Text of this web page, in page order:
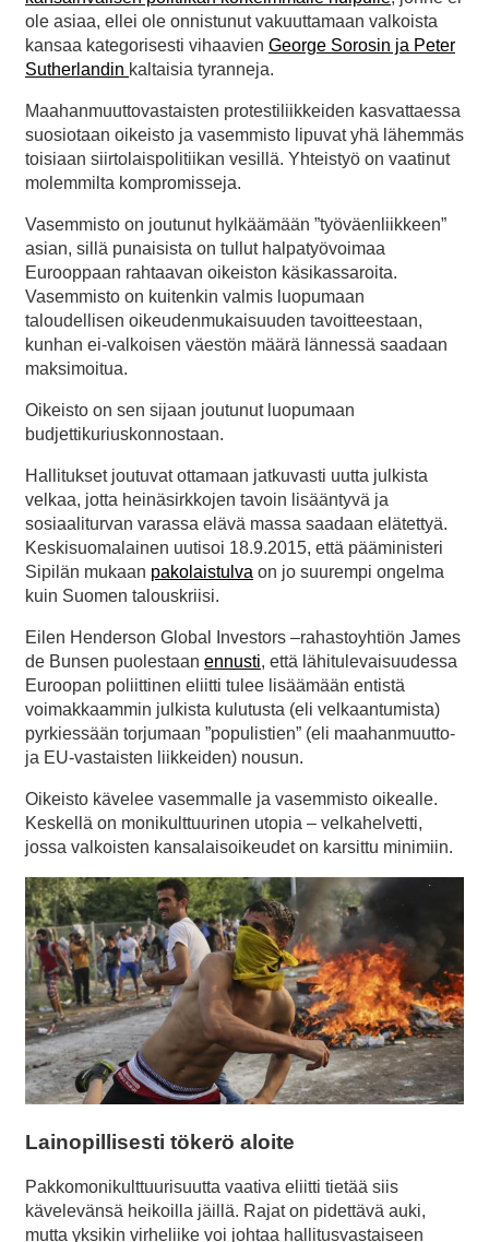
ole asiaa, ellei ole onnistunut vakuuttamaan valkoista
kansaa kategorisesti vihaavien George Sorosin ja Peter
Sutherlandin kaltaisia tyranneja.
Maahanmuuttovastaisten protestiliikkeiden kasvattaessa
suosiotaan oikeisto ja vasemmisto lipuvat yhä lähemmäs
toisiaan siirtolaispolitiikan vesillä. Yhteistyö on vaatinut
molemmilta kompromisseja.
Vasemmisto on joutunut hylkäämään ”työväenliikkeen”
asian, sillä punaisista on tullut halpatyövoimaa
Eurooppaan rahtaavan oikeiston käsikassaroita.
Vasemmisto on kuitenkin valmis luopumaan
taloudellisen oikeudenmukaisuuden tavoitteestaan,
kunhan ei-valkoisen väestön määrä lännessä saadaan
maksimoitua.
Oikeisto on sen sijaan joutunut luopumaan
budjettikuriuskonnostaan.
Hallitukset joutuvat ottamaan jatkuvasti uutta julkista
velkaa, jotta heinäsirkkojen tavoin lisääntyvä ja
sosiaaliturvan varassa elävä massa saadaan elätettyä.
Keskisuomalainen uutisoi 18.9.2015, että pääministeri
Sipilän mukaan pakolaistulva on jo suurempi ongelma
kuin Suomen talouskriisi.
Eilen Henderson Global Investors –rahastoyhtiön James
de Bunsen puolestaan ennusti, että lähitulevaisuudessa
Euroopan poliittinen eliitti tulee lisäämään entistä
voimakkaammin julkista kulutusta (eli velkaantumista)
pyrkiessään torjumaan ”populistien” (eli maahanmuutto-
ja EU-vastaisten liikkeiden) nousun.
Oikeisto kävelee vasemmalle ja vasemmisto oikealle.
Keskellä on monikulttuurinen utopia – velkahelvetti,
jossa valkoisten kansalaisoikeudet on karsittu minimiin.
Lainopillisesti tökerö aloite
Pakkomonikulttuurisuutta vaativa eliitti tietää siis
kävelevänsä heikoilla jäillä. Rajat on pidettävä auki,
mutta yksikin virheliike voi johtaa hallitusvastaiseen